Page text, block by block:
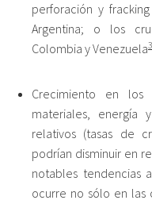
perforación y
Argentina; o los
Colombia y Venezuela3
Crecimiento en los
materiales, energía
relativos (tasas de
podrían disminuir en
notables tendencias
ocurre no sólo en las